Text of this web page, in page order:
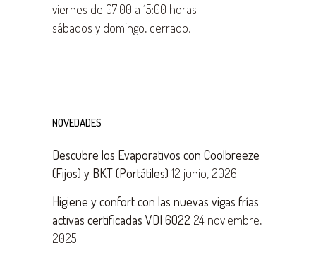
viernes de 07:00 a 15:00 horas
sábados y domingo, cerrado.
NOVEDADES
Descubre los Evaporativos con Coolbreeze
(Fijos) y BKT (Portátiles) 12 junio, 2026
Higiene y confort con las nuevas vigas frías
activas certificadas VDI 6022 24 noviembre,
2025